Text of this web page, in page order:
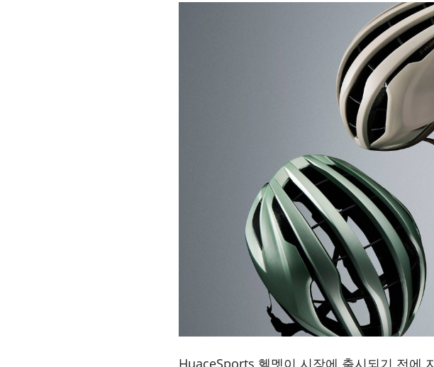
HuaceSports 헬멧이 시장에 출시되기 전에